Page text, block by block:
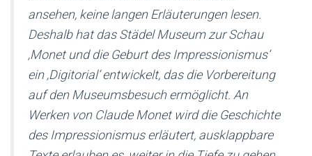
ansehen, keine langen Erläuterungen lesen.
Deshalb hat das Städel Museum zur Schau
‚Monet und die Geburt des Impressionismus‘
ein ‚Digitorial‘ entwickelt, das die Vorbereitung
auf den Museumsbesuch ermöglicht. An
Werken von Claude Monet wird die Geschichte
des Impressionismus erläutert, ausklappbare